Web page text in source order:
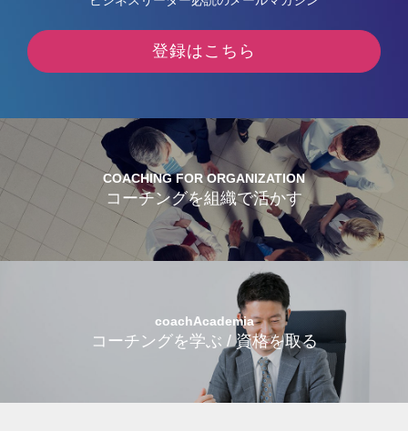
登録はこちら
COACHING FOR ORGANIZATION
コーチングを組織で活かす
coachAcademia
コーチングを学ぶ / 資格を取る